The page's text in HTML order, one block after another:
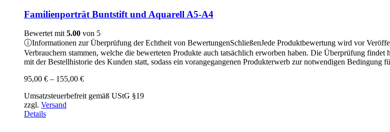
Familienporträt Buntstift und Aquarell A5-A4
Bewertet mit5.00 von 5
ⓘInformationen zur Überprüfung der Echtheit von BewertungenSchließenJede Produktbewertung wird vor
Verbrauchern stammen, welche die bewerteten Produkte auch tatsächlich erworben haben. Die Überprüfung
mit der Bestellhistorie des Kunden statt, sodass ein vorangegangenen Produkterwerb zur notwendigen Bedingung
95,00 € – 155,00 €Preisspanne:
bis
Umsatzsteuerbefreit gemäß UStG §19
zzgl. Versand
Details